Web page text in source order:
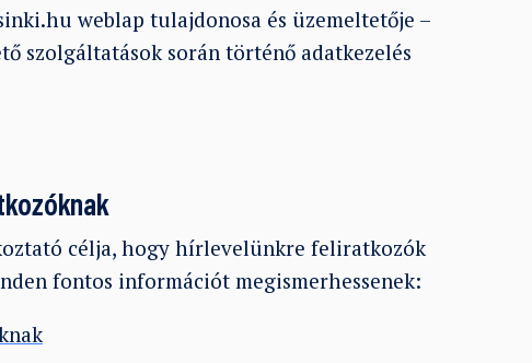
weblap tulajdonosa és üzemeltetője –
szolgáltatások során történő adatkezelés
célja, hogy hírlevelünkre feliratkozók
fontos információt megismerhessenek: